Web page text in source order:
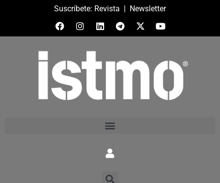
Suscríbete: Revista | Newsletter